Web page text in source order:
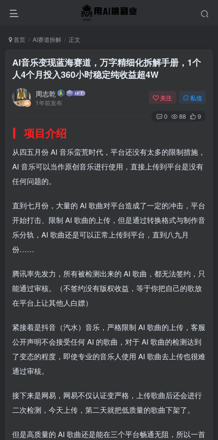
首页 AI赛道拆解 正文
AI音乐变现蓝海赛道，万字精细化拆解手册，1个
人4个月投入360小时稳定纯收益超4W
周志乾
1年前发布
关注 私信
0 88 9
项目介绍
从四五月份 AI 音乐蛮荒时代，平台还没有太多的限制措施，
AI 音乐可以当作原创音乐进行使用，直接上传到平台是没有
任何问题的。
直到七月份，大量的 AI 歌曲对平台造成了一定的冲击，平台
开始打击、限制 AI 歌曲的上传，但是通过转换格式与制作音
乐分轨，AI 歌曲还是可以正常上传到平台，直到八九月
份……
腾讯率先发力，所有被检测出来的 AI 歌曲，都无法签约，只
能通过审核。（不签约没有版权收益，等于你把自己的歌放
在平台上让其他人白嫖）
紧接着是抖音（汽水）音乐，严格限制 AI 歌曲的上传，客服
公开声明不会接受任何 AI 的歌曲，对于 AI 歌曲的检测达到
了变态的程度，即使专业的音乐人使用 AI 歌曲去上传也很难
通过审核。
接下来是网易，网易不仅认证变严格，上传歌曲后还会进行
二次检测，今天上传，第二天就把低质量的歌曲下架了。
但是高质量的 AI 歌曲还是能在三个平台畅通无阻，所以一首